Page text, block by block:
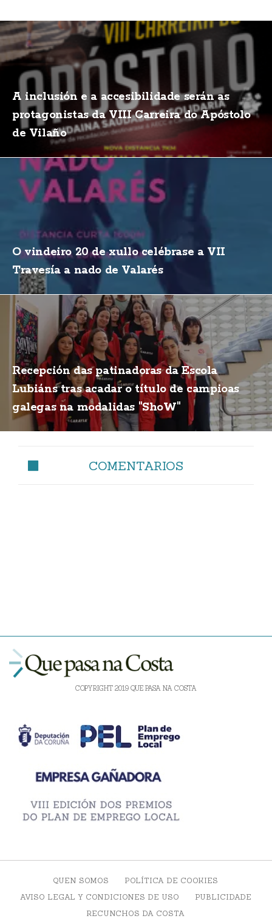
A inclusión e a accesibilidade serán as
protagonistas da VIII Carreira do Apóstolo
de Vilaño
O vindeiro 20 de xullo celébrase a VII
Travesía a nado de Valarés
Recepción das patinadoras da Escola
Lubiáns tras acadar o título de campioas
galegas na modalidas "ShoW"
COMENTARIOS
COPYRIGHT 2019 QUE PASA NA COSTA
QUEN SOMOS
POLÍTICA DE COOKIES
AVISO LEGAL Y CONDICIONES DE USO
PUBLICIDADE
RECUNCHOS DA COSTA